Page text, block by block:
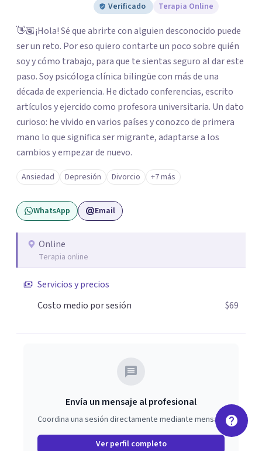
Verificado
Terapia Online
👋🏽¡Hola! Sé que abrirte con alguien desconocido puede
ser un reto. Por eso quiero contarte un poco sobre quién
soy y cómo trabajo, para que te sientas seguro al dar este
paso. Soy psicóloga clínica bilingüe con más de una
década de experiencia. He dictado conferencias, escrito
artículos y ejercido como profesora universitaria. Un dato
curioso: he vivido en varios países y conozco de primera
mano lo que significa ser migrante, adaptarse a los
cambios y empezar de nuevo.
Ansiedad Depresión Divorcio +7 más
WhatsApp Email
Online
Terapia online
Servicios y precios
Costo medio por sesión
$69
Envía un mensaje al profesional
Coordina una sesión directamente mediante mensaje
Ver perfil completo